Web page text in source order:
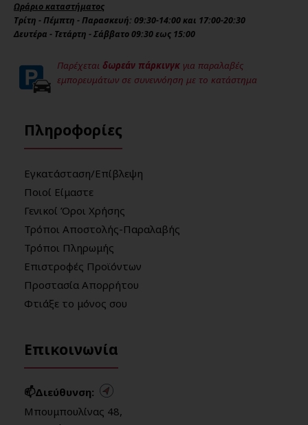
Ωράριο καταστήματος
Τρίτη - Πέμπτη - Παρασκευή: 09:30-14:00 και 17:00-20:30
Δευτέρα - Τετάρτη - Σάββατο 09:30 εως 15:00
Παρέχεται δωρεάν πάρκινγκ για παραλαβές
εμπορευμάτων σε συνεννόηση με το κατάστημα
Πληροφορίες
Εγκατάσταση/Επίβλεψη
Ποιοί Είμαστε
Γενικοί Όροι Χρήσης
Τρόποι Αποστολής-Παραλαβής
Τρόποι Πληρωμής
Επιστροφές Προϊόντων
Προστασία Απορρήτου
Φτιάξε το μόνος σου
Επικοινωνία
📫Διεύθυνση:
Μπουμπουλίνας 48,